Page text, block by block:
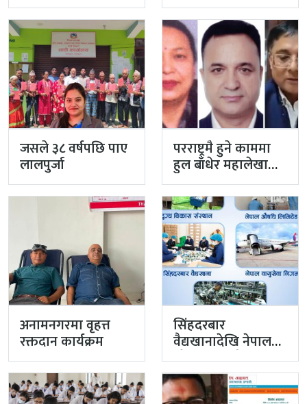
लगेको गाडी
अहिलेसम्म गरेनन्
फिर्ता
प्रहरीको एक्सन
जसले ३८ वर्षपछि पाए
लालपुर्जा
परराष्ट्रमै हुने काममा
हुल बाँधेर महालेखा
नियन्त्रक कार्यालयको
टोली मिसन…
अनामनगरमा वृहत्त
रक्तदान कार्यक्रम
सिंहदरबार
वैद्यखानादेखि नेपाल
औषधि लिमिटेडसम्म
प्रधानमन्त्रीको
प्राथमिकतामा